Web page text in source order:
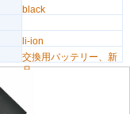
black
li-ion
交換用バッテリー、新
品